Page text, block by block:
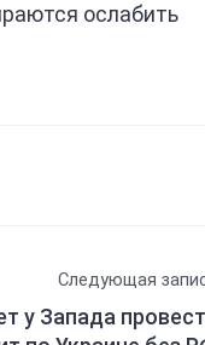
ослабить
Следующая
у Запада